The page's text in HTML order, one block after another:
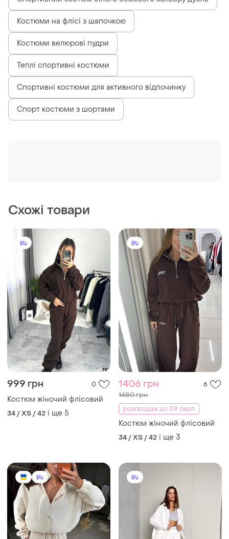
Костюми на флісі з шапочкою
Костюми велюрові пудри
Теплі спортивні костюми
Спортивні костюми для активного відпочинку
Спорт костюми з шортами
999 грн 0
Костюм жіночий флісовий
34 / XS / 42 і ще 5
1406 грн
1480 грн
розпродаж до 09 серп
Костюм жіночий флісовий